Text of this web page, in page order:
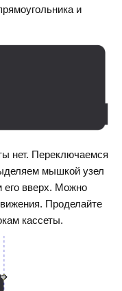
и
нет. Переключаемся
мышкой узел
его вверх. Можно
Проделайте
кассеты.